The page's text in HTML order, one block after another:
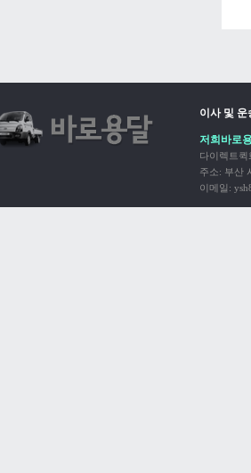
이사 및 운
저희바로
다이렉트
주소: 부산
이메일: